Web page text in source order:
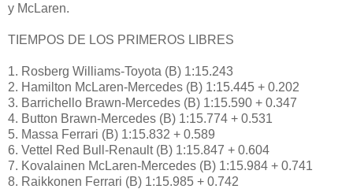
y McLaren.
TIEMPOS DE LOS PRIMEROS LIBRES
1. Rosberg Williams-Toyota (B) 1:15.243
2. Hamilton McLaren-Mercedes (B) 1:15.445 + 0.202
3. Barrichello Brawn-Mercedes (B) 1:15.590 + 0.347
4. Button Brawn-Mercedes (B) 1:15.774 + 0.531
5. Massa Ferrari (B) 1:15.832 + 0.589
6. Vettel Red Bull-Renault (B) 1:15.847 + 0.604
7. Kovalainen McLaren-Mercedes (B) 1:15.984 + 0.741
8. Raikkonen Ferrari (B) 1:15.985 + 0.742